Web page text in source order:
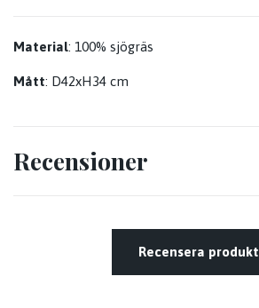
Material: 100% sjögräs
Mått: D42xH34 cm
Recensioner
Recensera produkt